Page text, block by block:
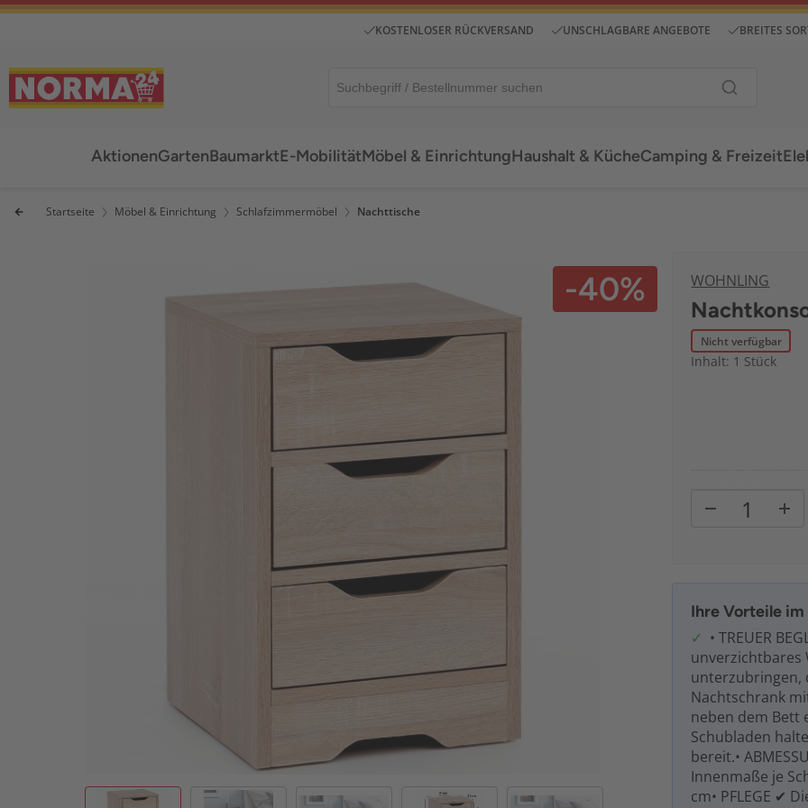
KOSTENLOSER RÜCKVERSAND UNSCHLAGBARE ANGEBOTE BREITES
AktionenGartenBaumarktE-MobilitätMöbel & EinrichtungHaushalt & KücheCamping & Freizeit
Startseite Möbel & Einrichtung Schlafzimmermöbel Nachttische
-40% WOHNLING
Nicht verfügbar
Inhalt: 1 Stück
Ihre Vorteile
• TREUER
unverzichtbares
unterzubringen,
Nachtschrank
neben dem Bett
Schubladen
bereit.•
Innenmaße je
cm• PFLEGE ✔